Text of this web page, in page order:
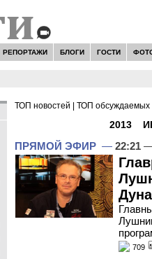
РЕПОРТАЖИ БЛОГИ ГОСТИ
ТОП новостей ТОП обсуждаемых
2013
ПРЯМОЙ ЭФИР — 22:21
709